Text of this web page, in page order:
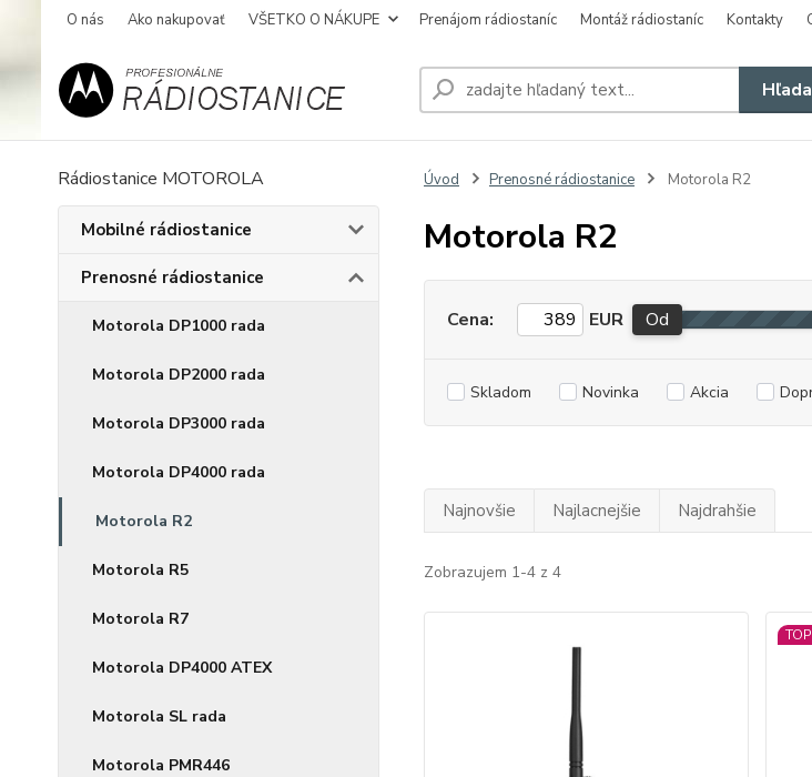
O nás Ako nakupovať VŠETKO O NÁKUPE Prenájom rádiostaníc Montáž rádiostaníc Kontakty
Rádiostanice MOTOROLA
Mobilné rádiostanice
Prenosné rádiostanice
Motorola DP1000 rada
Motorola DP2000 rada
Motorola DP3000 rada
Motorola DP4000 rada
Motorola R2
Motorola R5
Motorola R7
Motorola DP4000 ATEX
Motorola SL rada
Motorola PMR446
Úvod Prenosné rádiostanice Motorola R2
Motorola R2
Cena: EUR Od
Skladom Novinka Akcia
Najnovšie Najlacnejšie Najdrahšie
Zobrazujem 1-4 z 4